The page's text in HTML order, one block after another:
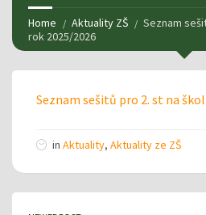
Home Aktuality ZŠ
Seznam
rok 2025/2026
Seznam sešitů pro 2. st na
in Aktuality, Aktuality ze ZŠ